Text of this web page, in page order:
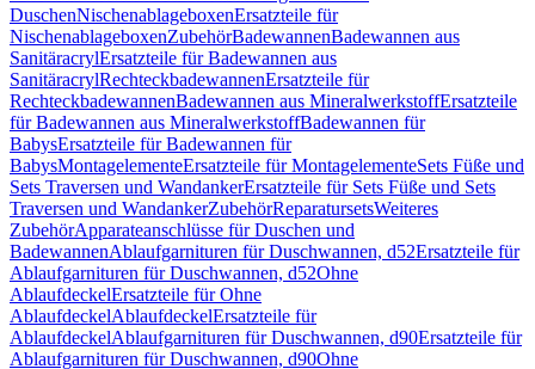
DuschenNischenablageboxenErsatzteile für
NischenablageboxenZubehörBadewannenBadewannen aus
SanitäracrylErsatzteile für Badewannen aus
SanitäracrylRechteckbadewannenErsatzteile für
RechteckbadewannenBadewannen aus MineralwerkstoffErsatzteile
für Badewannen aus MineralwerkstoffBadewannen für
BabysErsatzteile für Badewannen für
BabysMontagelementeErsatzteile für MontagelementeSets Füße und
Sets Traversen und WandankerErsatzteile für Sets Füße und Sets
Traversen und WandankerZubehörReparatursetsWeiteres
ZubehörApparateanschlüsse für Duschen und
BadewannenAblaufgarnituren für Duschwannen, d52Ersatzteile für
Ablaufgarnituren für Duschwannen, d52Ohne
AblaufdeckelErsatzteile für Ohne
AblaufdeckelAblaufdeckelErsatzteile für
AblaufdeckelAblaufgarnituren für Duschwannen, d90Ersatzteile für
Ablaufgarnituren für Duschwannen, d90Ohne